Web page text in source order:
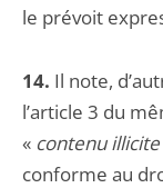
le prévoit
14. Il note,
l’article 3 du
« contenu illicite
conforme au